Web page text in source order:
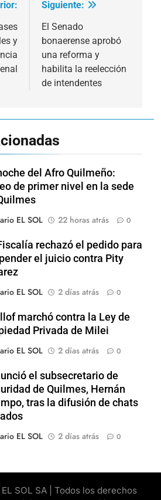
y
Siguiente:
El Senado
bonaerense aprobó
una reforma y
habilita la reelección
de intendentes
del Afro Quilmeño:
de primer nivel en la sede
EL SOL
22 horas atrás 0
rechazó el pedido para
el juicio contra Pity
EL SOL
2 días atrás 0
marchó contra la Ley de
Privada de Milei
EL SOL
2 días atrás 0
el subsecretario de
de Quilmes, Hernán
tras la difusión de chats
EL SOL
2 días atrás 0
SOL SA | Todos los derechos